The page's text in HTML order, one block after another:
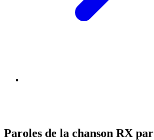
Paroles de la chanson RX par